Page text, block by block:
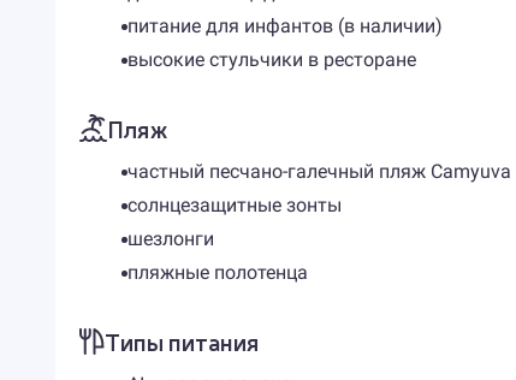
питание для инфантов (в наличии)
высокие стульчики в ресторане
Пляж
частный песчано-галечный пляж
солнцезащитные зонты
шезлонги
пляжные полотенца
Типы питания